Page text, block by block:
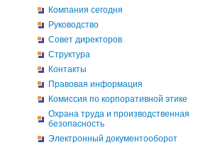
Компания сегодня
Руководство
Совет директоров
Структура
Контакты
Правовая информация
Комиссия по корпоративной этике
Охрана труда и производственная
безопасность
Электронный документооборот